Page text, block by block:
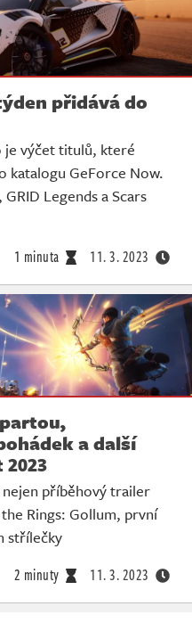
přidává do
je výčet titulů, které
katalogu GeForce Now.
Legends a Scars
1 minuta 11. 3. 2023
a další
příběhový trailer
Rings: Gollum, první
střílečky
2 minuty 11. 3. 2023